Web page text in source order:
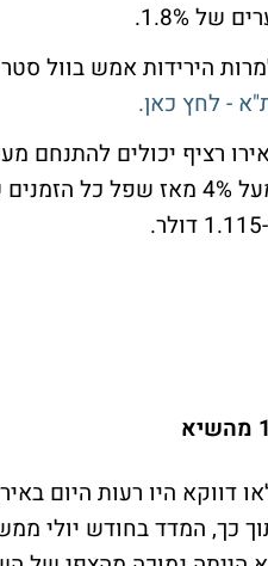
1.8%.
- לחץ כאן.
השקל לרמה של 4.34 שקלים, זינוק של
דווקא היו רעות היום